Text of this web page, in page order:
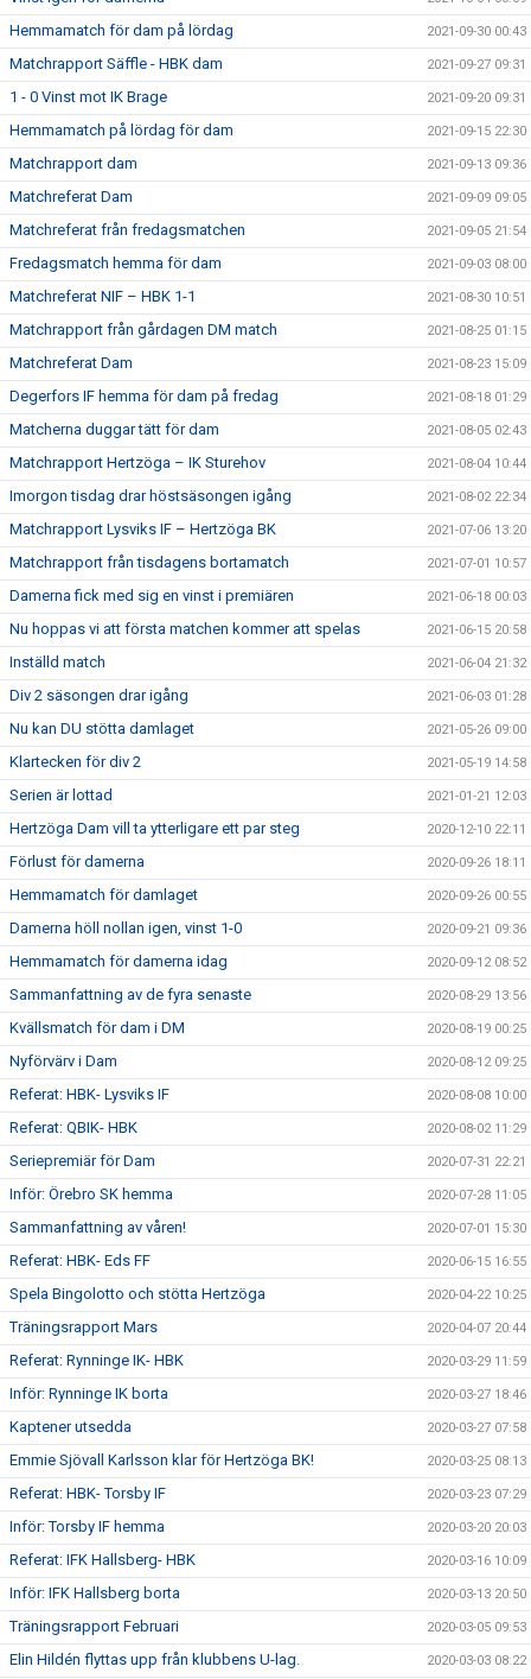
Hemmamatch för dam på lördag 2021-09-30 00:43
Matchrapport Säffle - HBK dam 2021-09-27 09:31
1 - 0 Vinst mot IK Brage 2021-09-20 09:31
Hemmamatch på lördag för dam 2021-09-15 22:30
Matchrapport dam 2021-09-13 09:36
Matchreferat Dam 2021-09-09 09:05
Matchreferat från fredagsmatchen 2021-09-05 21:54
Fredagsmatch hemma för dam 2021-09-03 08:00
Matchreferat NIF – HBK 1-1 2021-08-30 10:51
Matchrapport från gårdagen DM match 2021-08-25 01:15
Matchreferat Dam 2021-08-23 15:09
Degerfors IF hemma för dam på fredag 2021-08-18 01:29
Matcherna duggar tätt för dam 2021-08-05 02:43
Matchrapport Hertzöga – IK Sturehov 2021-08-04 10:44
Imorgon tisdag drar höstsäsongen igång 2021-08-02 22:34
Matchrapport Lysviks IF – Hertzöga BK 2021-07-06 13:20
Matchrapport från tisdagens bortamatch 2021-07-01 10:57
Damerna fick med sig en vinst i premiären 2021-06-18 00:03
Nu hoppas vi att första matchen kommer att spelas 2021-06-15 20:58
Inställd match 2021-06-04 21:32
Div 2 säsongen drar igång 2021-06-03 01:28
Nu kan DU stötta damlaget 2021-05-26 09:00
Klartecken för div 2 2021-05-19 14:58
Serien är lottad 2021-01-21 12:03
Hertzöga Dam vill ta ytterligare ett par steg 2020-12-10 22:11
Förlust för damerna 2020-09-26 18:11
Hemmamatch för damlaget 2020-09-26 00:55
Damerna höll nollan igen, vinst 1-0 2020-09-21 09:36
Hemmamatch för damerna idag 2020-09-12 08:52
Sammanfattning av de fyra senaste 2020-08-29 13:56
Kvällsmatch för dam i DM 2020-08-19 00:25
Nyförvärv i Dam 2020-08-12 09:25
Referat: HBK- Lysviks IF 2020-08-08 10:00
Referat: QBIK- HBK 2020-08-02 11:29
Seriepremiär för Dam 2020-07-31 22:21
Inför: Örebro SK hemma 2020-07-28 11:05
Sammanfattning av våren! 2020-07-01 15:30
Referat: HBK- Eds FF 2020-06-15 16:55
Spela Bingolotto och stötta Hertzöga 2020-04-22 10:25
Träningsrapport Mars 2020-04-07 20:44
Referat: Rynninge IK- HBK 2020-03-29 11:59
Inför: Rynninge IK borta 2020-03-27 18:46
Kaptener utsedda 2020-03-27 07:58
Emmie Sjövall Karlsson klar för Hertzöga BK! 2020-03-25 08:13
Referat: HBK- Torsby IF 2020-03-23 07:29
Inför: Torsby IF hemma 2020-03-20 20:03
Referat: IFK Hallsberg- HBK 2020-03-16 10:09
Inför: IFK Hallsberg borta 2020-03-13 20:50
Träningsrapport Februari 2020-03-05 09:53
Elin Hildén flyttas upp från klubbens U-lag. 2020-03-03 08:22